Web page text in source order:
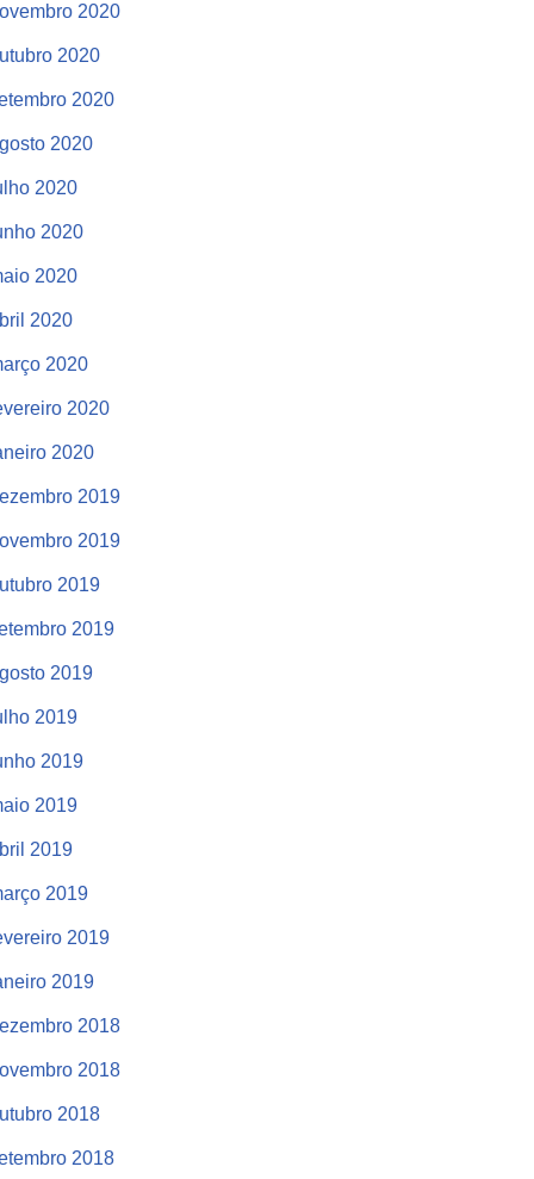
2020
2020
2020
2020
2020
2020
2020
2020
2020
2020
2020
2019
2019
2019
2019
2019
2019
2019
2019
2019
2019
2019
2019
2018
2018
2018
2018